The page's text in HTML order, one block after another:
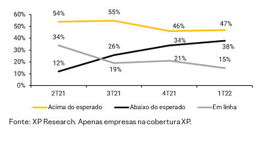
Fonte: XP Research. Apenas empresas na cobertura XP.